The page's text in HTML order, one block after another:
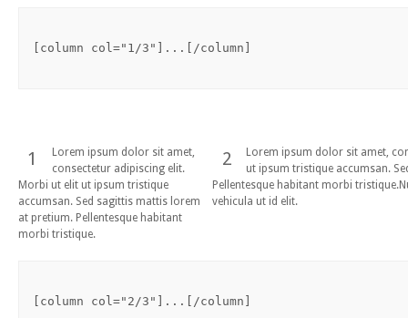
[column col="1/3"]...[/column]
1
Lorem ipsum dolor sit amet,
consectetur adipiscing elit.
Morbi ut elit ut ipsum tristique
accumsan. Sed sagittis mattis lorem
at pretium. Pellentesque habitant
morbi tristique.
2
Lorem ipsum dolor sit amet,
ut ipsum tristique accumsan.
Pellentesque habitant morbi
vehicula ut id elit.
[column col="2/3"]...[/column]